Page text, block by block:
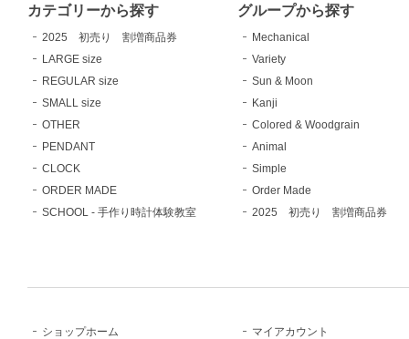
カテゴリーから探す
2025 初売り 割増商品券
LARGE size
REGULAR size
SMALL size
OTHER
PENDANT
CLOCK
ORDER MADE
SCHOOL - 手作り時計体験教室
グループから探す
Mechanical
Variety
Sun & Moon
Kanji
Colored & Woodgrain
Animal
Simple
Order Made
2025 初売り 割増商品券
ショップホーム
マイアカウント